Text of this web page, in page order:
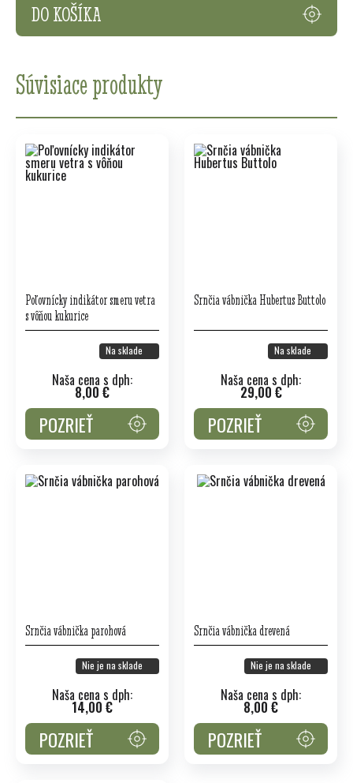
DO KOŠÍKA
Súvisiace produkty
Poľovnícky indikátor smeru vetra
s vôňou kukurice
Na sklade
Naša cena s dph:
8,00 €
POZRIEŤ
Srnčia vábnička Hubertus Buttolo
Na sklade
Naša cena s dph:
29,00 €
POZRIEŤ
Srnčia vábnička parohová
Nie je na sklade
Naša cena s dph:
14,00 €
POZRIEŤ
Srnčia vábnička drevená
Nie je na sklade
Naša cena s dph:
8,00 €
POZRIEŤ